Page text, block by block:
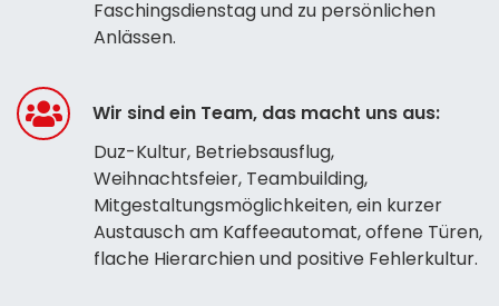
Faschingsdienstag und zu persönlichen
Anlässen.
Wir sind ein Team, das macht uns aus:
Duz-Kultur, Betriebsausflug,
Weihnachtsfeier, Teambuilding,
Mitgestaltungsmöglichkeiten, ein kurzer
Austausch am Kaffeeautomat, offene Türen,
flache Hierarchien und positive Fehlerkultur.